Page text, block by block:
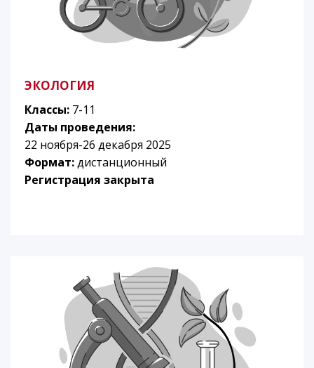
ЭКОЛОГИЯ
Классы: 7-11
Даты проведения:
22 ноября-26 декабря 2025
Формат:дистанционный
Регистрация закрыта